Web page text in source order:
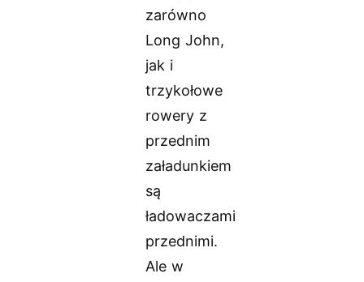
zarówno
Long John,
jak i
trzykołowe
rowery z
przednim
załadunkiem
są
ładowaczami
przednimi.
Ale w